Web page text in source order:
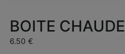
BOITE CHAUDE
6.50 €